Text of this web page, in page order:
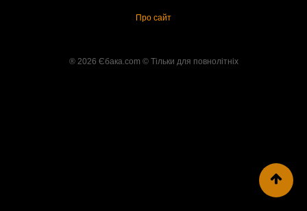
Про сайт
® 2026 Єбака.com ©️ Тільки для повнолітніх